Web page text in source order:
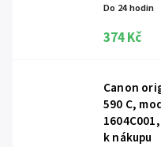
Do 24 hodin
374 Kč
Canon
590 C,
k nákupu